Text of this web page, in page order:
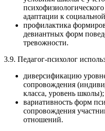
адаптации к
профилактика
девиантных форм
тревожности.
3.9. Педагог-психолог
диверсификацию
сопровождения
класса, уровень школы);
вариативность форм
сопровождения
отношений.